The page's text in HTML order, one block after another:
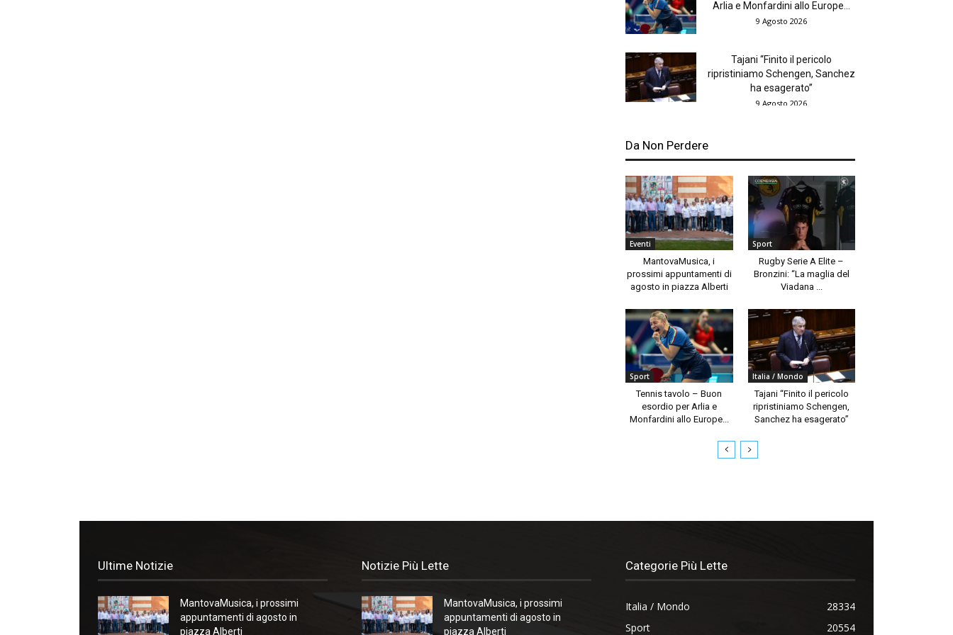
Arlia e Monfardini allo Europe...
9 Agosto 2026
Tajani “Finito il pericolo
ripristiniamo Schengen, Sanchez
ha esagerato”
9 Agosto 2026
Da Non Perdere
Eventi
MantovaMusica, i
prossimi appuntamenti di
agosto in piazza Alberti
Sport
Rugby Serie A Elite –
Bronzini: “La maglia del
Viadana ...
Sport
Tennis tavolo – Buon
esordio per Arlia e
Monfardini allo Europe...
Italia / Mondo
Tajani “Finito il pericolo
ripristiniamo Schengen,
Sanchez ha esagerato”
Ultime Notizie
MantovaMusica, i prossimi
appuntamenti di agosto in
piazza Alberti
Notizie Più Lette
MantovaMusica, i prossimi
appuntamenti di agosto in
piazza Alberti
Categorie Più Lette
Italia / Mondo
28334
Sport
20554